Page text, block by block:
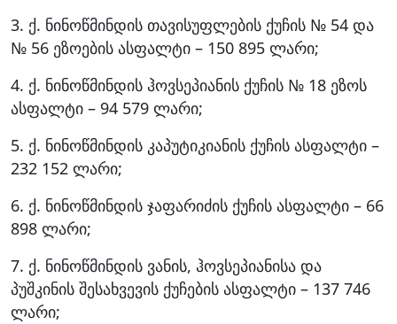
3. ქ. ნინოწმინდის თავისუფლების ქუჩის № 54 და
№ 56 ეზოების ასფალტი – 150 895 ლარი;
4. ქ. ნინოწმინდის ჰოვსეპიანის ქუჩის № 18 ეზოს
ასფალტი – 94 579 ლარი;
5. ქ. ნინოწმინდის კაპუტიკიანის ქუჩის ასფალტი –
232 152 ლარი;
6. ქ. ნინოწმინდის ჯაფარიძის ქუჩის ასფალტი – 66
898 ლარი;
7. ქ. ნინოწმინდის ვანის, ჰოვსეპიანისა და
პუშკინის შესახვევის ქუჩების ასფალტი – 137 746
ლარი;